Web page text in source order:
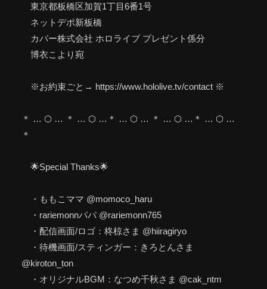
東京都板橋区加賀1丁目6番1号
ネットデポ新板橋
カバー株式会社 ホロライブ プレゼント係分
博衣こより宛
※お約束ごと→ https://www.hololive.tv/contact ※
＊ … ⬡ … ＊ … ⬡ …＊ … ⬡ … ＊ … ⬡ …＊ … ⬡ …
＊
🌟Special Thanks🌟
・ももこママ @momoco_haru
・rariemonnパパ @rariemonn765
・配信画面/ロゴ：柊椋さま @hiiragiryo
・待機画面/スティンガー：きろとんさま
@kiroton_ton
・オリジナルBGM：なつめ千秋さま @cak_ntm